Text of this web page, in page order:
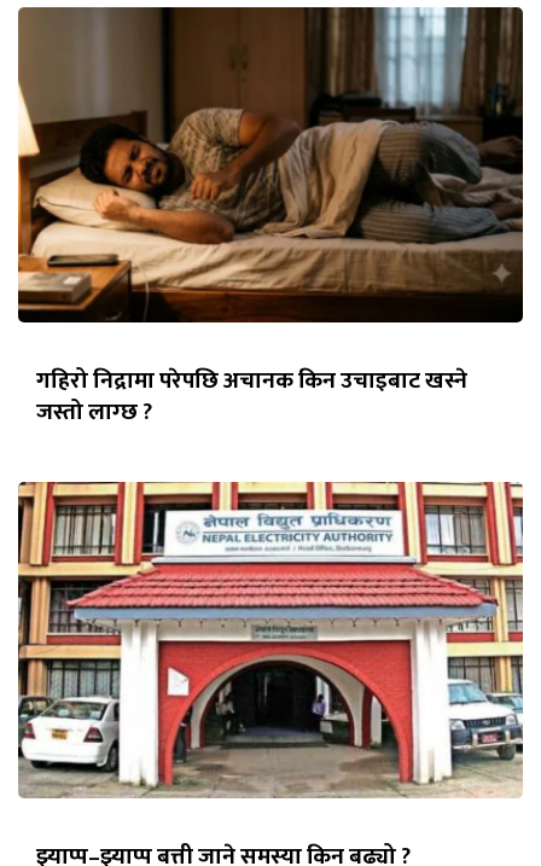
गहिरो निद्रामा परेपछि अचानक किन उचाइबाट खस्ने
जस्तो लाग्छ ?
झ्याप्प–झ्याप्प बत्ती जाने समस्या किन बढ्यो ?